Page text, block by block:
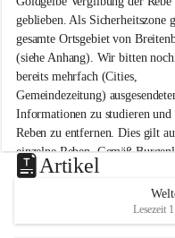
b
r
u
n
n
a
m
N
e
u
s
d
geblieben. Als Sicherheitszone
gesamte Ortsgebiet von
(siehe Anhang). Wir bitten
bereits mehrfach (Cities,
Gemeindezeitung)
Informationen zu studieren und
Reben zu entfernen. Dies gilt
einzelne Reben. Gemäß
Weinbaugesetz sind nicht
unzulässige Weingärten zu
helfen wir zusammen um
vor den prognostizierten
Artikel
Lesezeit